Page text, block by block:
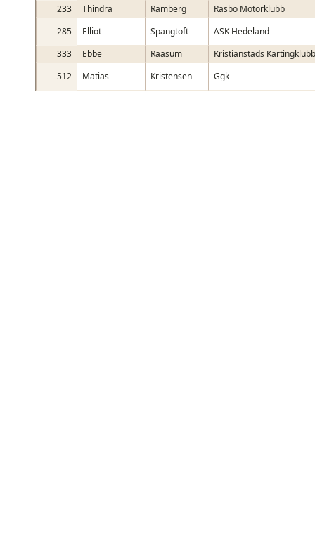
233 Thindra Ramberg
Rasbo Motorklubb
285
Elliot Spangtoft
ASK Hedeland
333
Ebbe Raasum
Kristianstads Kartingklubb
512
Matias Kristensen Ggk